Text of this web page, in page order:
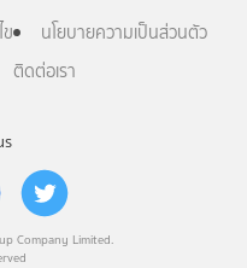
Company Limited.
นโยบายความเป็นส่วนตัว
ติดต่อเรา